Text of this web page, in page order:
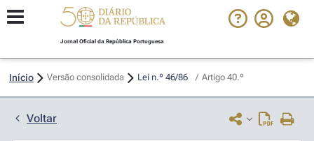
Jornal Oficial da República Portuguesa
Início Versão consolidada Lei n.º 46/86 / Artigo 40.º
Voltar